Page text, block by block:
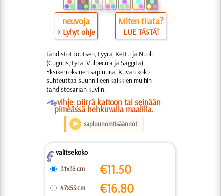
neuvoja
> Lyhyt ohje
Miten tilata?
LUE TÄSTÄ!
tähdistot Joutsen, Lyyra, Kettu ja Nuoli
(Cugnus, Lyra, Vulpecula ja Saggita).
Yksikerroksinen sapluuna. Kuvan koko
suhteuttaa suunnilleen kaikkien muihin
tähdistösarjan kuviin.
Ovihje: piirrä kattoon tai seinään
pimeässä hehkuvalla maalilla.
sapluunointisäännöt
Zvalitse koko
31x35 cm
€11.50
47x53 cm €16.80